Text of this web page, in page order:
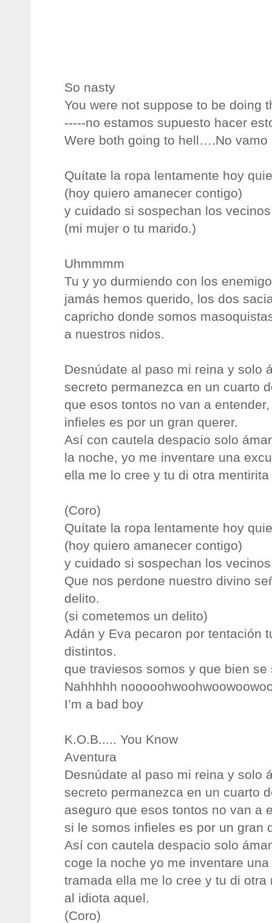
So nasty
You were not suppose to be doing
-----no estamos supuesto hacer
Were both going to hell….No vamo
Quítate la ropa lentamente hoy
(hoy quiero amanecer contigo)
y cuidado si sospechan los
(mi mujer o tu marido.)
Uhmmmm
Tu y yo durmiendo con los
jamás hemos querido, los dos
capricho donde somos
a nuestros nidos.
Desnúdate al paso mi reina y solo
secreto permanezca en un cuarto
que esos tontos no van a
infieles es por un gran querer.
Así con cautela despacio solo
la noche, yo me inventare una
ella me lo cree y tu di otra
(Coro)
Quítate la ropa lentamente hoy
(hoy quiero amanecer contigo)
y cuidado si sospechan los
Que nos perdone nuestro divino
delito.
(si cometemos un delito)
Adán y Eva pecaron por tentación
distintos.
que traviesos somos y que bien se
Nahhhhh
I’m a bad boy
K.O.B..... You Know
Aventura
Desnúdate al paso mi reina y solo
secreto permanezca en un cuarto
aseguro que esos tontos no van a
si le somos infieles es por un gran
Así con cautela despacio solo
coge la noche yo me inventare
tramada ella me lo cree y tu di otra
al idiota aquel.
(Coro)